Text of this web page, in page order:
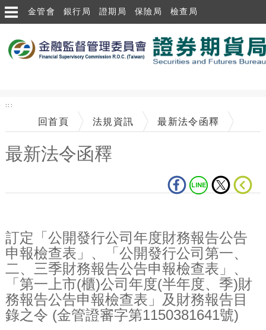
跳到主要內容區塊
金管會 銀行局 證期局 保險局 檢查局
:::
回首頁 法規資訊 最新法令函釋
最新法令函釋
訂定「公開發行公司年度財務報告公告
申報檢查表」、「公開發行公司第一、
二、三季財務報告公告申報檢查表」、
「第一上市(櫃)公司年度(半年度、季)財
務報告公告申報檢查表」及財務報告目
錄之令 (金管證審字第1150381641號)